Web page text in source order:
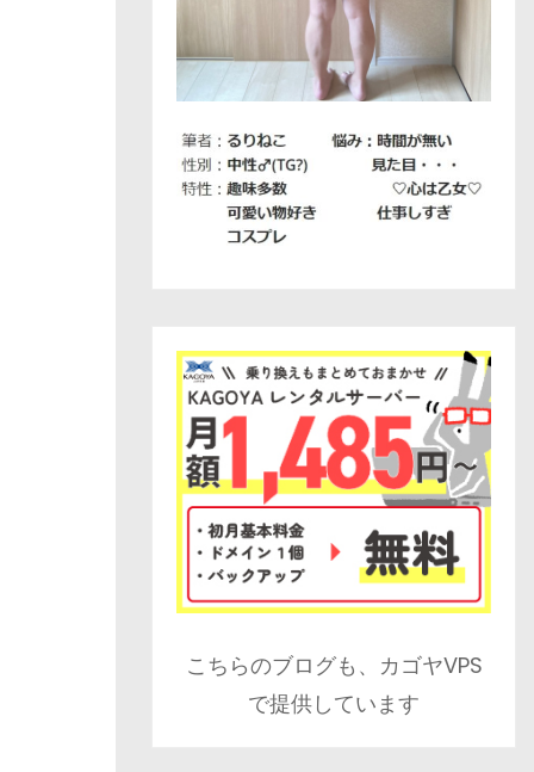
こちらのブログも、カゴヤVPS
で提供しています